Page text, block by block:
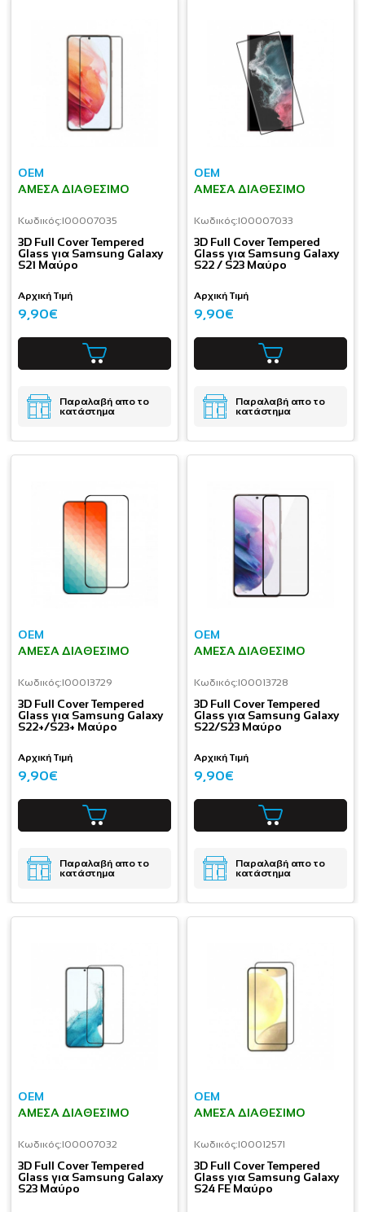
OEM
ΆΜΕΣΑ ΔΙΑΘΈΣΙΜΟ
Κωδικός:I00007035
3D Full Cover Tempered
Glass για Samsung Galaxy
S21 Μαύρο
Αρχική Τιμή
9,90€
Παραλαβή απο το
κατάστημα
OEM
ΆΜΕΣΑ ΔΙΑΘΈΣΙΜΟ
Κωδικός:I00007033
3D Full Cover Tempered
Glass για Samsung Galaxy
S22 / S23 Μαύρο
Αρχική Τιμή
9,90€
Παραλαβή απο το
κατάστημα
OEM
ΆΜΕΣΑ ΔΙΑΘΈΣΙΜΟ
Κωδικός:I00013729
3D Full Cover Tempered
Glass για Samsung Galaxy
S22+/S23+ Μαύρο
Αρχική Τιμή
9,90€
Παραλαβή απο το
κατάστημα
OEM
ΆΜΕΣΑ ΔΙΑΘΈΣΙΜΟ
Κωδικός:I00013728
3D Full Cover Tempered
Glass για Samsung Galaxy
S22/S23 Μαύρο
Αρχική Τιμή
9,90€
Παραλαβή απο το
κατάστημα
OEM
ΆΜΕΣΑ ΔΙΑΘΈΣΙΜΟ
Κωδικός:I00007032
3D Full Cover Tempered
Glass για Samsung Galaxy
S23 Μαύρο
OEM
ΆΜΕΣΑ ΔΙΑΘΈΣΙΜΟ
Κωδικός:I00012571
3D Full Cover Tempered
Glass για Samsung Galaxy
S24 FE Μαύρο